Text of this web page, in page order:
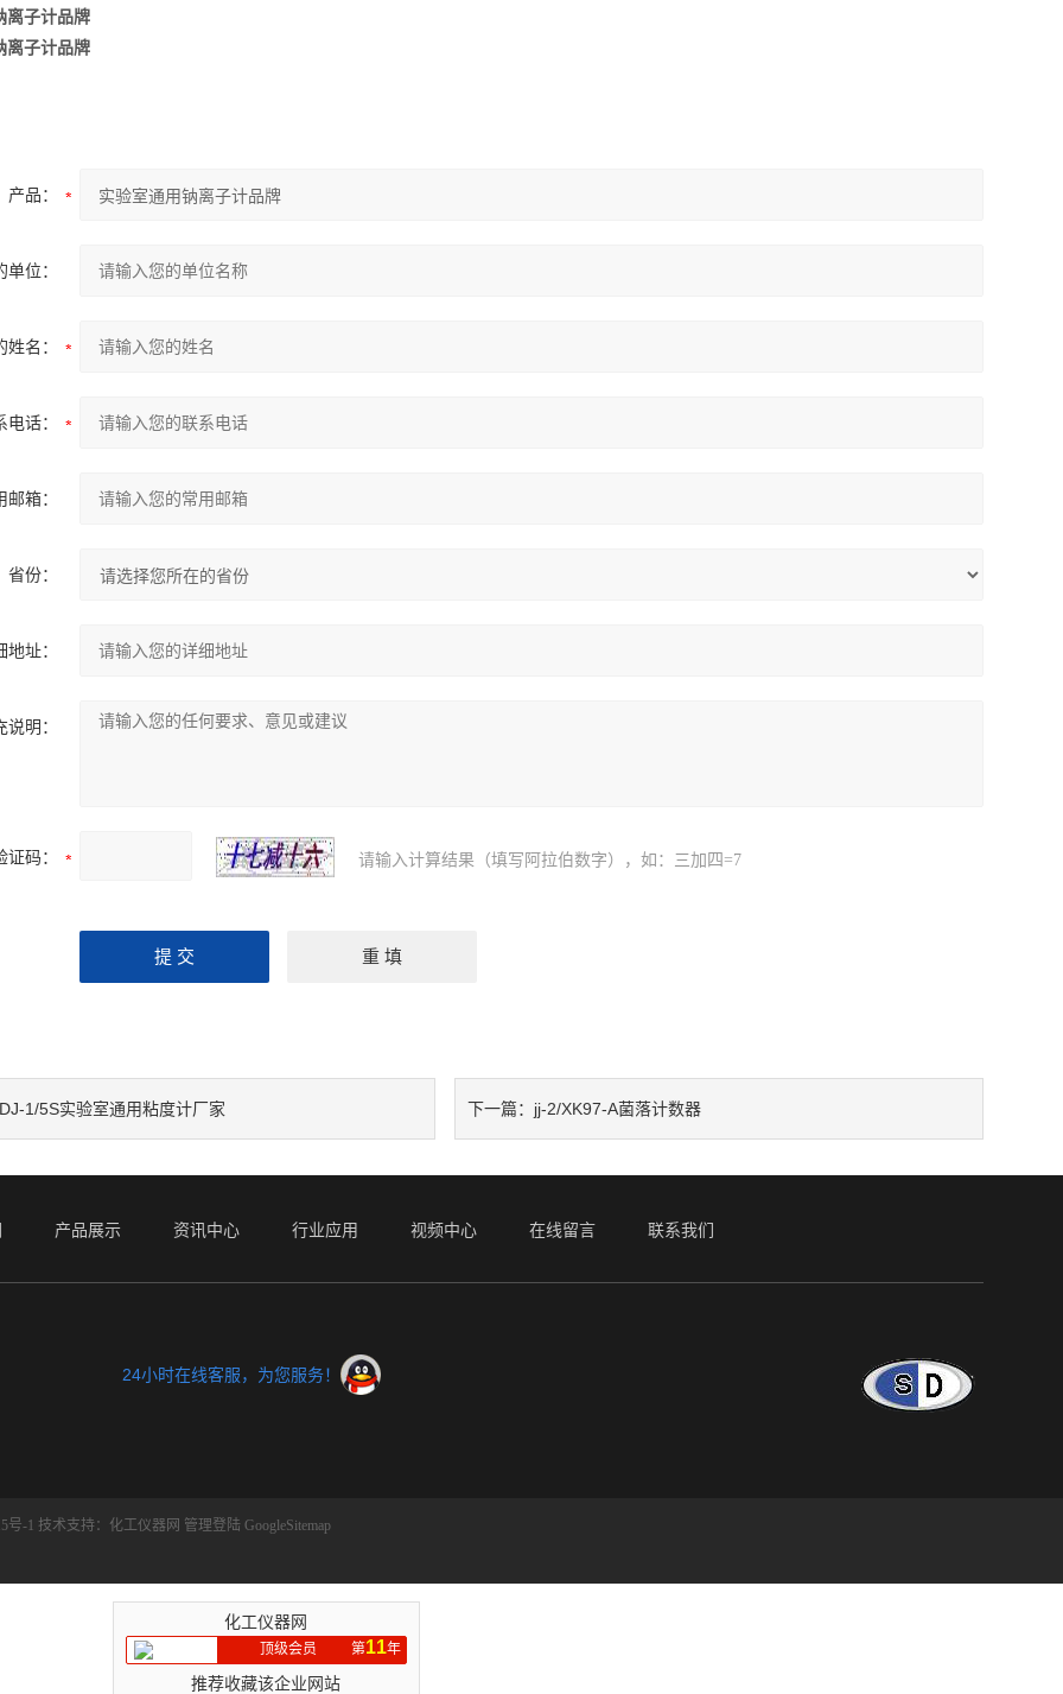
离子计品牌
离子计品牌
产品：
单位：
姓名：
电话：
邮箱：
省份：
地址：
说明：
证码： 请输入计算结果（填写阿拉伯数字），如：三加四=7
1/5S实验室通用粘度计厂家 下一篇： jj-2/XK97-A菌落计数器
产品展示 资讯中心 行业应用 视频中心 在线留言 联系我们
24小时在线客服，为您服务！
号-1 技术支持： 化工仪器网 管理登陆 GoogleSitemap
化工仪器网
顶级会员 第11年
推荐收藏该企业网站